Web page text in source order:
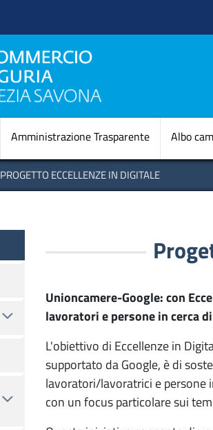
Amministrazione Trasparente Albo
PROGETTO ECCELLENZE IN DIGITALE
Unioncamere-Google: con
lavoratori e persone in cerca
L'obiettivo di Eccellenze in
supportato da Google, è di
lavoratori/lavoratrici e persone
con un focus particolare sui